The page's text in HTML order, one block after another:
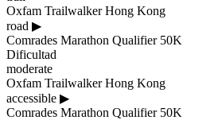
Oxfam Trailwalker Hong Kong
road ▶
Comrades Marathon Qualifier 50K
Dificultad
moderate
Oxfam Trailwalker Hong Kong
accessible ▶
Comrades Marathon Qualifier 50K